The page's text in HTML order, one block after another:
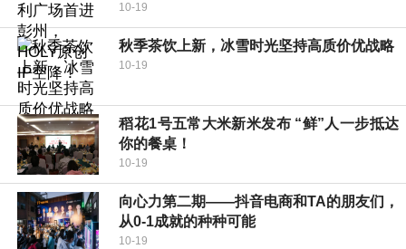
10-19
秋季茶饮上新，冰雪时光坚持高质价优战略
10-19
​稻花1号五常大米新米发布 “鲜”人一步抵达
你的餐桌！
10-19
向心力第二期——抖音电商和TA的朋友们，
从0-1成就的种种可能
10-19